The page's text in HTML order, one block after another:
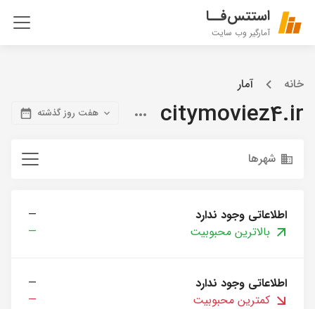
استتس‌فــا
آمارگیر وب سایت
خانه آمار
citymoviez4.ir هفت روز گذشته
شهرها
اطلاعاتی وجود ندارد
—
بالاترین محبوبیت
—
اطلاعاتی وجود ندارد
—
کمترین محبوبیت
—